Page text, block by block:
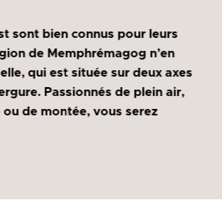
sont bien connus pour leurs
de Memphrémagog n’en
qui est située sur deux axes
Passionnés de plein air,
de montée, vous serez